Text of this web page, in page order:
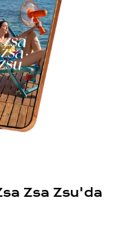
Zsa Zsu'da